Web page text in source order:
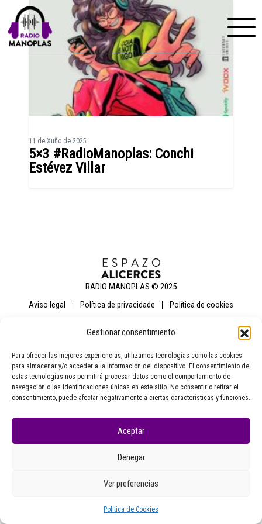
Gestionar consentimiento
Para ofrecer las mejores experiencias, utilizamos tecnologías como las cookies
para almacenar y/o acceder a la información del dispositivo. El consentimiento de
estas tecnologías nos permitirá procesar datos como el comportamiento de
navegación o las identificaciones únicas en este sitio. No consentir o retirar el
consentimiento, puede afectar negativamente a ciertas características y funciones.
Aceptar
Denegar
Ver preferencias
Política de Cookies
Skip to content
11 de Xuño de 2025
5×3 #RadioManoplas: Conchi
Estévez Villar
RADIO MANOPLAS © 2025
aviso legal política de privacidade política de cookies